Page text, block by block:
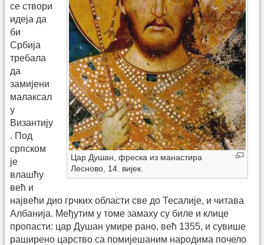
Цар Душан, фреска из манастира
Лесново, 14. вијек.
се створи
идеја да
би
Србија
требала
да
замијени
малаксал
у
Византију
. Под
српском
је
влашћу
већ и
највећи дио грчких области све до Тесалије, и читава
Албанија. Међутим у томе замаху су биле и клице
пропасти: цар Душан умире рано, већ 1355, и сувише
раширено царство са помијешаним народима почело